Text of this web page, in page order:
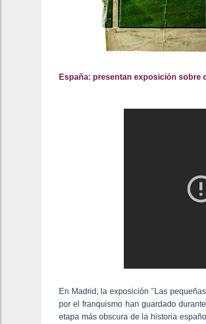
España: presentan exposición sobre
En Madrid, la exposición "Las
por el franquismo han guardado
etapa más obscura de la historia